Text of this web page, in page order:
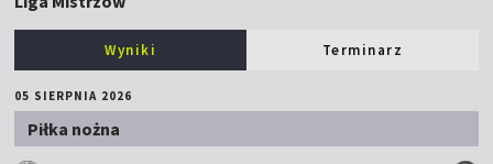
Wyniki Terminarz
05 SIERPNIA 2026
Piłka nożna